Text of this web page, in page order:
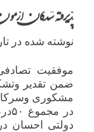
پذیرفته شدگان
نوشته شده در
موفقیت
ضمن تقدیر
مشکوری وسرکار
در
دولتی احسان